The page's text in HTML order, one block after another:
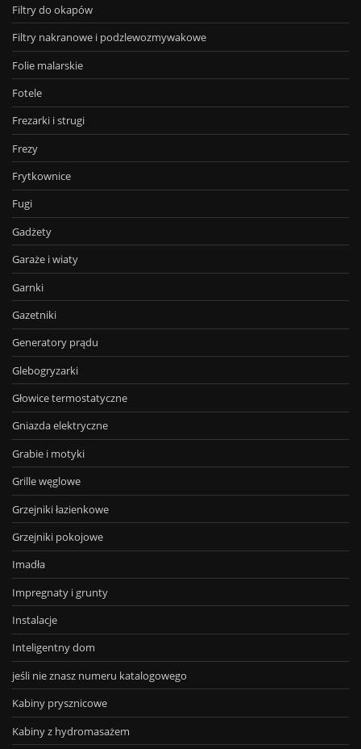
Filtry do okapów
Filtry nakranowe i podzlewozmywakowe
Folie malarskie
Fotele
Frezarki i strugi
Frezy
Frytkownice
Fugi
Gadżety
Garaże i wiaty
Garnki
Gazetniki
Generatory prądu
Glebogryzarki
Głowice termostatyczne
Gniazda elektryczne
Grabie i motyki
Grille węglowe
Grzejniki łazienkowe
Grzejniki pokojowe
Imadła
Impregnaty i grunty
Instalacje
Inteligentny dom
jeśli nie znasz numeru katalogowego
Kabiny prysznicowe
Kabiny z hydromasażem